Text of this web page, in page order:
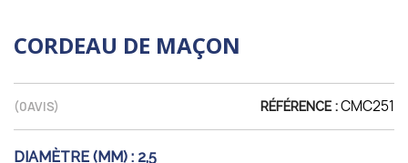
CORDEAU DE MAÇON
(0AVIS) RÉFÉRENCE :CMC251
DIAMÈTRE (MM) : 2,5